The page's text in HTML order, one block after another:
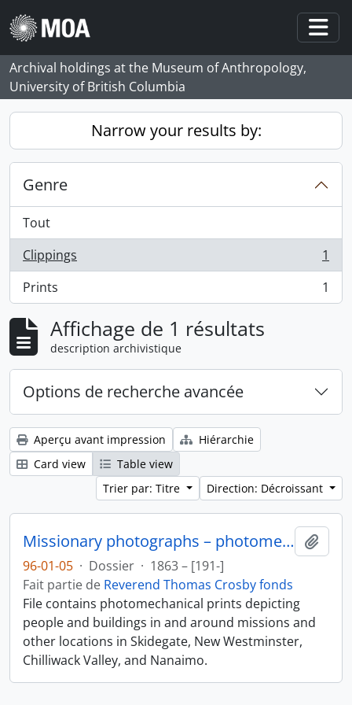
Skip to main content
Archival holdings at the Museum of Anthropology,
University of British Columbia
Narrow your results by:
Genre
Tout
Clippings
, 1 résultats
1
Prints
, 1 résultats 1
Affichage de 1 résultats
description archivistique
Options de recherche avancée
Aperçu avant impression
Hiérarchie
Card view
Table view
Trier par: Titre
Direction: Décroissant
Missionary photographs – photomechanical
96-01-05 · Dossier · 1863 – [191-]
Fait partie de Reverend Thomas Crosby fonds
File contains photomechanical prints depicting
people and buildings in and around missions and
other locations in Skidegate, New Westminster,
Chilliwack Valley, and Nanaimo.